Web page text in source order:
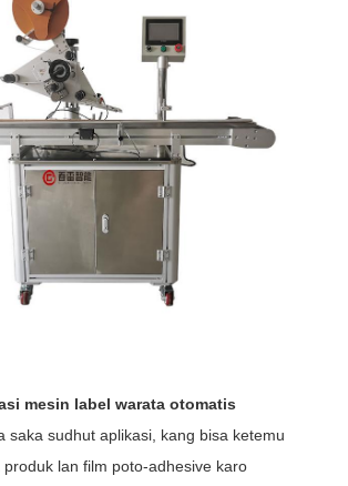
mesin label warata otomatis
saka sudhut aplikasi, kang bisa ketemu
produk lan film poto-adhesive karo